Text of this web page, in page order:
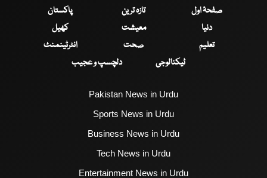
صفحۂ اول تازہ ترین
پاکستان
دنیا
معیشت
کھیل
تعلیم
صحت
انٹرٹینمنٹ
ٹیکنالوجی
دلچسپ و عجیب
Pakistan News in Urdu
Sports News in Urdu
Business News in Urdu
Tech News in Urdu
Entertainment News in Urdu